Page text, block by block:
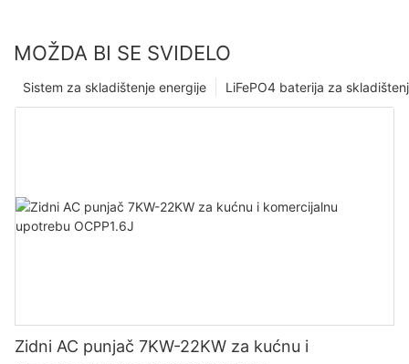
MOŽDA BI SE SVIDELO
LiFePO4 baterija za
Sistem za skladištenje energije
Zidni AC punjač 7KW-22KW za kućnu i